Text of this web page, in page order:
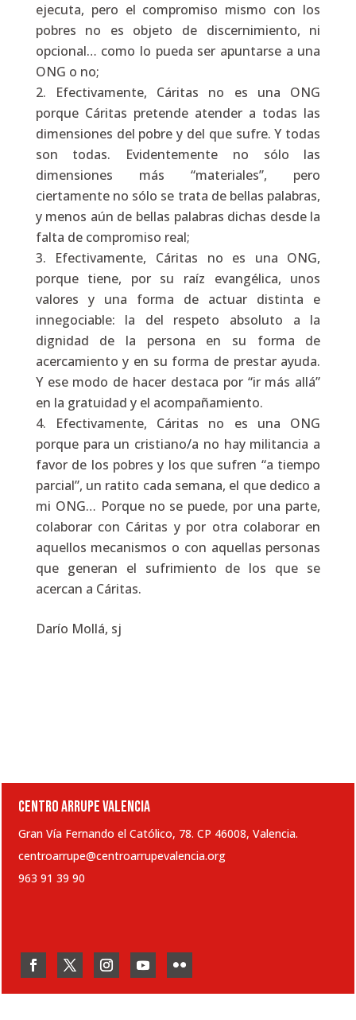
ejecuta, pero el compromiso mismo con los
pobres no es objeto de discernimiento, ni
opcional… como lo pueda ser apuntarse a una
ONG o no;
Efectivamente, Cáritas no es una ONG
porque Cáritas pretende atender a todas las
dimensiones del pobre y del que sufre. Y todas
son todas. Evidentemente no sólo las
dimensiones más “materiales”, pero
ciertamente no sólo se trata de bellas palabras,
y menos aún de bellas palabras dichas desde la
falta de compromiso real;
Efectivamente, Cáritas no es una ONG,
porque tiene, por su raíz evangélica, unos
valores y una forma de actuar distinta e
innegociable: la del respeto absoluto a la
dignidad de la persona en su forma de
acercamiento y en su forma de prestar ayuda.
Y ese modo de hacer destaca por “ir más allá”
en la gratuidad y el acompañamiento.
Efectivamente, Cáritas no es una ONG
porque para un cristiano/a no hay militancia a
favor de los pobres y los que sufren “a tiempo
parcial”, un ratito cada semana, el que dedico a
mi ONG… Porque no se puede, por una parte,
colaborar con Cáritas y por otra colaborar en
aquellos mecanismos o con aquellas personas
que generan el sufrimiento de los que se
acercan a Cáritas.
Darío Mollá, sj
CENTRO ARRUPE VALENCIA
Gran Vía Fernando el Católico, 78. CP 46008, Valencia.
centroarrupe@centroarrupevalencia.org
963 91 39 90